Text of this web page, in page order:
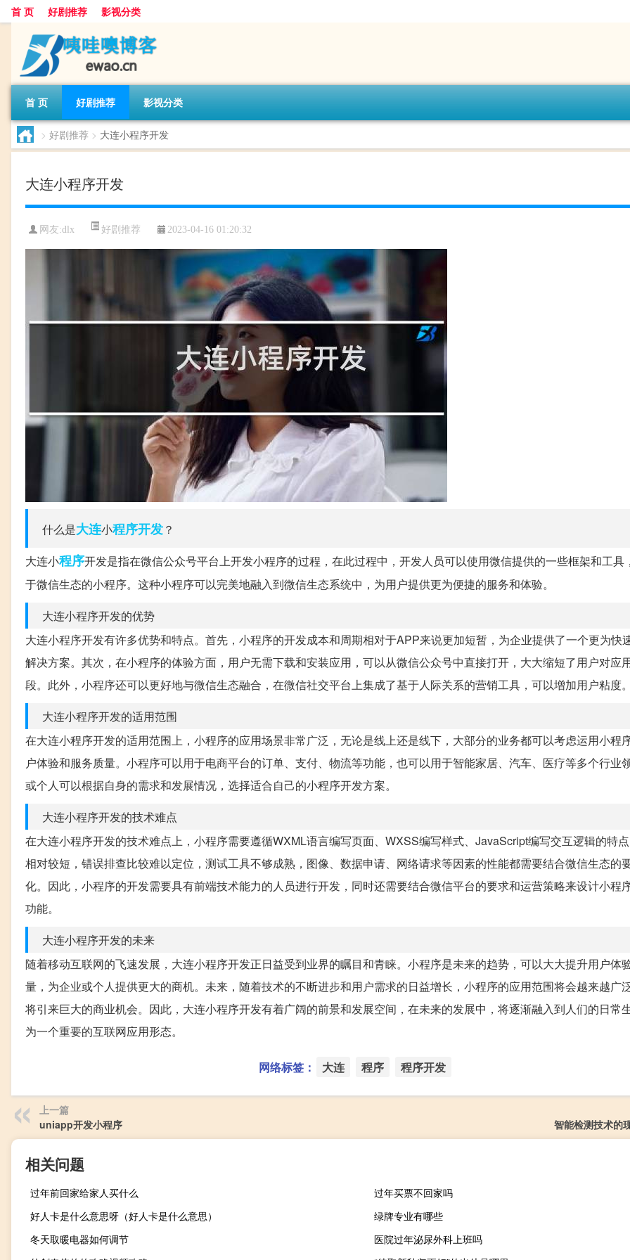
首 页 好剧推荐 影视分类
首 页 好剧推荐 影视分类
> 好剧推荐 > 大连小程序开发
大连小程序开发
网友:dlx 好剧推荐 2023-04-16 01:20:32
什么是大连小程序开发？
大连小程序开发是指在微信公众号平台上开发小程序的过程，在此过程中，开发人员可以使用微信提供的一些框架和工具
于微信生态的小程序。这种小程序可以完美地融入到微信生态系统中，为用户提供更为便捷的服务和体验。
大连小程序开发的优势
大连小程序开发有许多优势和特点。首先，小程序的开发成本和周期相对于APP来说更加短暂，为企业提供了一个更为快
解决方案。其次，在小程序的体验方面，用户无需下载和安装应用，可以从微信公众号中直接打开，大大缩短了用户对应
段。此外，小程序还可以更好地与微信生态融合，在微信社交平台上集成了基于人际关系的营销工具，可以增加用户粘度。
大连小程序开发的适用范围
在大连小程序开发的适用范围上，小程序的应用场景非常广泛，无论是线上还是线下，大部分的业务都可以考虑运用小程
户体验和服务质量。小程序可以用于电商平台的订单、支付、物流等功能，也可以用于智能家居、汽车、医疗等多个行业
或个人可以根据自身的需求和发展情况，选择适合自己的小程序开发方案。
大连小程序开发的技术难点
在大连小程序开发的技术难点上，小程序需要遵循WXML语言编写页面、WXSS编写样式、JavaScript编写交互逻辑的特
相对较短，错误排查比较难以定位，测试工具不够成熟，图像、数据申请、网络请求等因素的性能都需要结合微信生态的
化。因此，小程序的开发需要具有前端技术能力的人员进行开发，同时还需要结合微信平台的要求和运营策略来设计小程
功能。
大连小程序开发的未来
随着移动互联网的飞速发展，大连小程序开发正日益受到业界的瞩目和青睐。小程序是未来的趋势，可以大大提升用户体
量，为企业或个人提供更大的商机。未来，随着技术的不断进步和用户需求的日益增长，小程序的应用范围将会越来越广
将引来巨大的商业机会。因此，大连小程序开发有着广阔的前景和发展空间，在未来的发展中，将逐渐融入到人们的日常
为一个重要的互联网应用形态。
网络标签： 大连 程序 程序开发
上一篇
uniapp开发小程序
智能检测技术的
相关问题
过年前回家给家人买什么
过年买票不回家吗
好人卡是什么意思呀（好人卡是什么意思）
绿牌专业有哪些
冬天取暖电器如何调节
医院过年泌尿外科上班吗